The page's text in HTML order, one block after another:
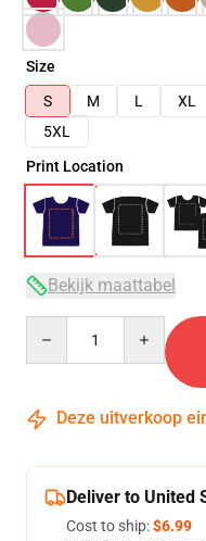
Size
S
M L XL
5XL
Print Location
Bekijk maattabel
Deze uitverkoop
Deliver to United
Cost to ship:$6.99